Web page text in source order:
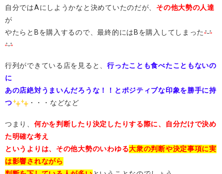
自分ではAにしようかなと決めていたのだが、 その他大勢の人達
が
やたらとBを購入するので、最終的にはBを購入してしまった
行列ができている店を見ると、行ったことも食べたこともないの
に
あの店絶対うまいんだろうな！！とポジティブな印象を勝手に持
つ
・・・などなど
つまり、 何かを判断したり決定したりする際に、自分だけで決め
た明確な考え
というよりは、その他大勢のいわゆる大衆の判断や決定事項に実
は影響されながら